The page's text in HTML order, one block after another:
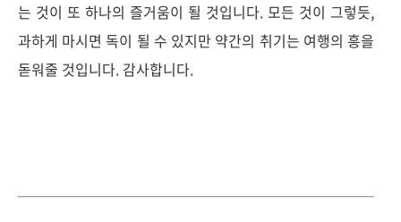
는 것이 또 하나의 즐거움이 될 것입니다. 모든 것이 그렇듯,
과하게 마시면 독이 될 수 있지만 약간의 취기는 여행의 흥을
돋워줄 것입니다. 감사합니다.